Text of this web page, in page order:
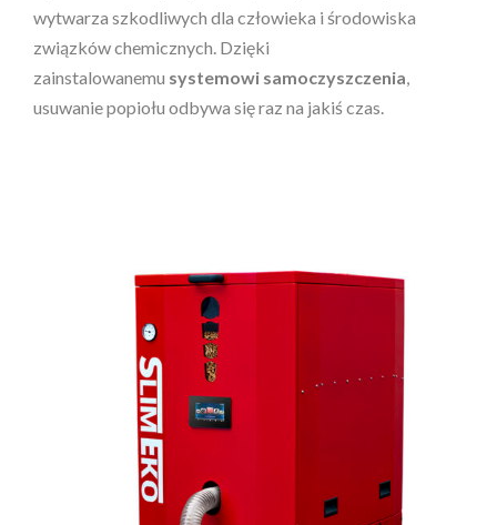
wytwarza szkodliwych dla człowieka i środowiska
związków chemicznych. Dzięki
zainstalowanemu systemowi samoczyszczenia,
usuwanie popiołu odbywa się raz na jakiś czas.